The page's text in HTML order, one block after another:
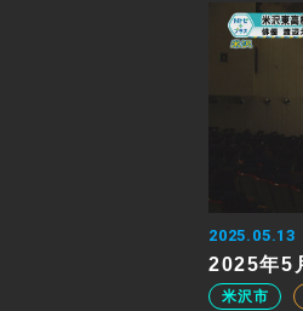
2025.05.13
2025年5
米沢市